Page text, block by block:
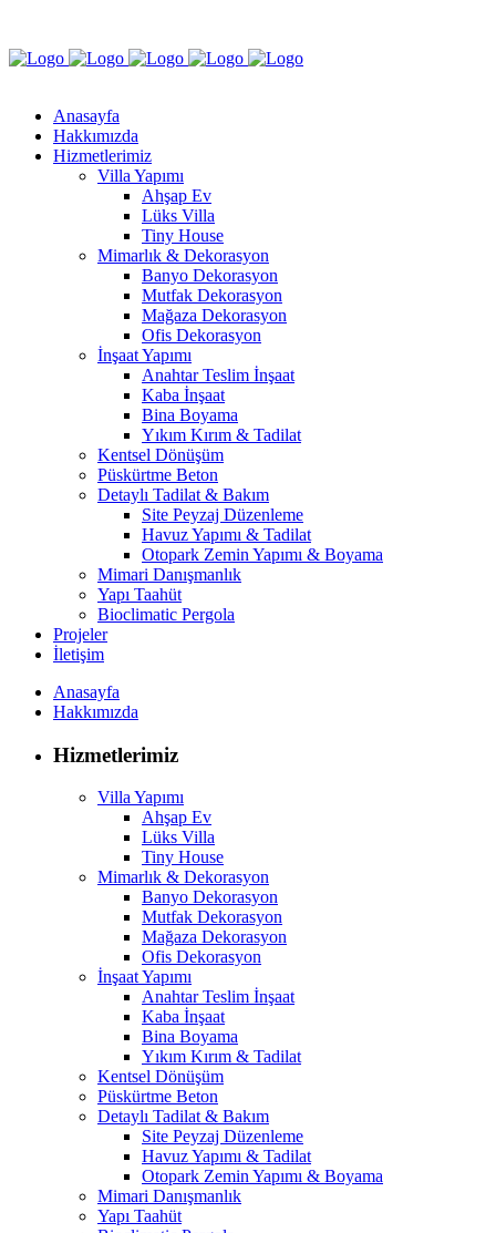
Anasayfa
Hakkımızda
Hizmetlerimiz
Villa Yapımı
Ahşap Ev
Lüks Villa
Tiny House
Mimarlık & Dekorasyon
Banyo Dekorasyon
Mutfak Dekorasyon
Mağaza Dekorasyon
Ofis Dekorasyon
İnşaat Yapımı
Anahtar Teslim İnşaat
Kaba İnşaat
Bina Boyama
Yıkım Kırım & Tadilat
Kentsel Dönüşüm
Püskürtme Beton
Detaylı Tadilat & Bakım
Site Peyzaj Düzenleme
Havuz Yapımı & Tadilat
Otopark Zemin Yapımı & Boyama
Mimari Danışmanlık
Yapı Taahüt
Bioclimatic Pergola
Projeler
İletişim
Anasayfa
Hakkımızda
Hizmetlerimiz
Villa Yapımı
Ahşap Ev
Lüks Villa
Tiny House
Mimarlık & Dekorasyon
Banyo Dekorasyon
Mutfak Dekorasyon
Mağaza Dekorasyon
Ofis Dekorasyon
İnşaat Yapımı
Anahtar Teslim İnşaat
Kaba İnşaat
Bina Boyama
Yıkım Kırım & Tadilat
Kentsel Dönüşüm
Püskürtme Beton
Detaylı Tadilat & Bakım
Site Peyzaj Düzenleme
Havuz Yapımı & Tadilat
Otopark Zemin Yapımı & Boyama
Mimari Danışmanlık
Yapı Taahüt